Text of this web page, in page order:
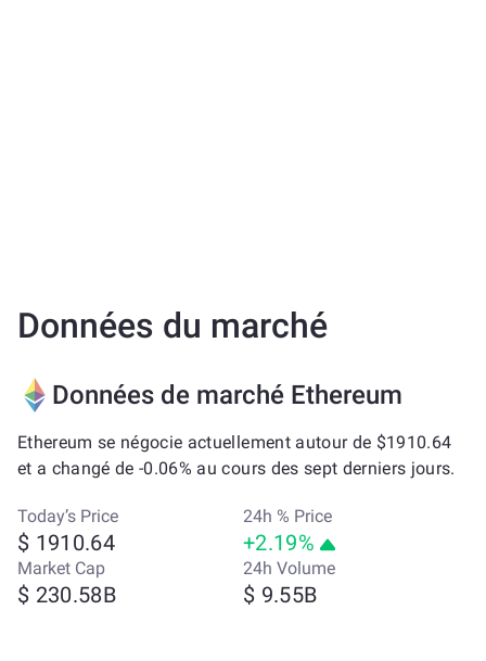
Données du marché
Données de marché Ethereum
Ethereum se négocie actuellement autour de $1910.64
et a changé de -0.06% au cours des sept derniers jours.
Today’s Price
$ 1910.64
24h % Price
+2.19%
Market Cap
$ 230.58B
24h Volume
$ 9.55B